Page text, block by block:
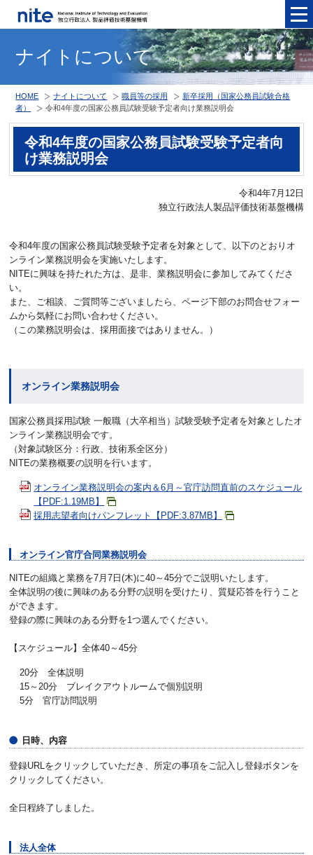
ナイトについて
HOME ナイトについて 職員等の採用
新卒採用（国家公務員試験合格
者）
令和4年度の国家公務員試験受験予定者向け業務説明会
令和4年度の国家公務員試験受験予定者向
け業務説明会
令和4年7月12日
独立行政法人製品評価技術基盤機構
令和4年度の国家公務員試験受験予定者を対象として、以下のとおりオ
ンライン業務説明会を実施いたします。
NITEに興味を持たれた方は、是非、業務説明会に参加してみてくださ
い。
また、ご相談、ご質問等ございましたら、ページ下部のお問合せフォー
ムから気軽にお問い合わせください。
（この業務説明会は、採用面接ではありません。）
オンライン業務説明会
国家公務員採用試験 一般職（大卒相当）試験受験予定者を対象としたオ
ンライン業務説明会です。
（対象試験区分：行政、技術系全区分）
NITEの業務概要の説明を行います。
オンライン業務説明会の案内＆6月～官庁訪問直前のスケジュール
【PDF:1.19MB】
採用志望者向けパンフレット【PDF:3.87MB】
オンライン官庁合同業務説明会
NITEの組織と業務を7月7日(木)に40～45分でご説明いたします。
全体説明の後に興味のある分野の説明を受けたり、質疑応答を行うこと
ができます。
登録の際に興味のある分野を1つ選んでください。
【スケジュール】全体40～45分
20分 全体説明
15～20分 ブレイクアウトルームで個別説明
5分 官庁訪問説明
日時、内容
登録URLをクリックしていただき、所定の事項をご記入し登録ボタンを
クリックしてください。
全日程終了しました。
法人全体